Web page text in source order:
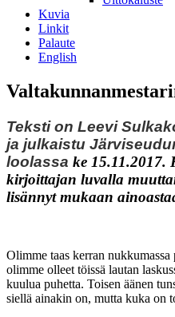
Kuvia
Linkit
Palaute
English
Teksti on Leevi
ja julkaistu
loolassa ke 15.11.2017.
kirjoittajan luvalla
lisännyt mukaan
Olimme taas kerran
olimme olleet töissä lautan
kuulua puhetta. Toisen äänen
siellä ainakin on, mutta kuka on